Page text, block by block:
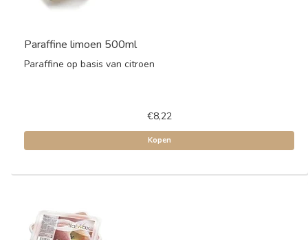
Paraffine limoen 500ml
Paraffine op basis van citroen
€8,22
Kopen